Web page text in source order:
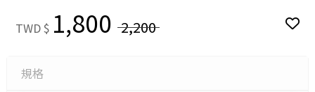
TWD $ 1,800 2,200
規格